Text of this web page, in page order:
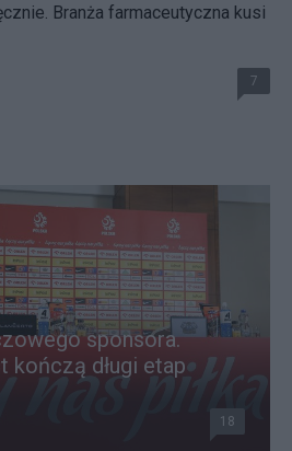
Branża farmaceutyczna kusi
7
sponsora.
kończą długi etap
18